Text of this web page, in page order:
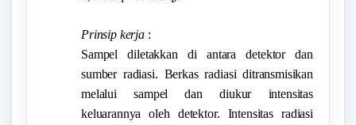
Prinsip kerja :
Sampel diletakkan di antara detektor dan
sumber radiasi. Berkas radiasi ditransmisikan
melalui sampel dan diukur intensitas
keluarannya oleh detektor. Intensitas radiasi